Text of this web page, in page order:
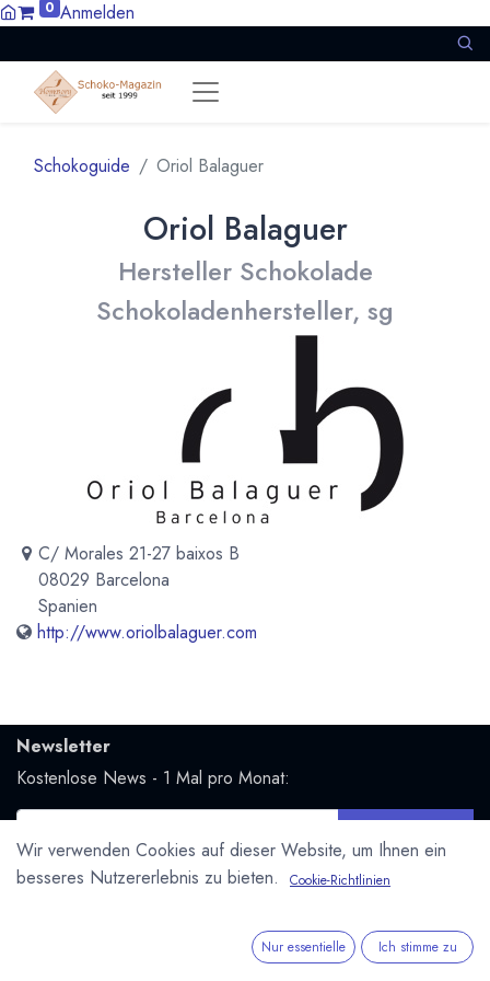
0 Anmelden
Schokoguide Oriol Balaguer
Oriol Balaguer
Hersteller Schokolade
Schokoladenhersteller, sg
C/ Morales 21-27 baixos B
08029 Barcelona
Spanien
http://www.oriolbalaguer.com
Newsletter
Kostenlose News - 1 Mal pro Monat:
Geschützt durch reCAPTCHA, Datenschutzerklärung
Folge uns und bleibe mit uns in Kontakt:
Wir verwenden Cookies auf dieser Website, um Ihnen ein
besseres Nutzererlebnis zu bieten.
Cookie-Richtlinien
Nur essentielle Ich stimme zu